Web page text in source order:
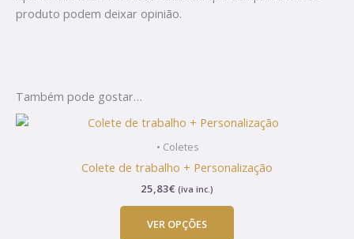
produto podem deixar opinião.
Também pode gostar…
• Coletes
Colete de trabalho + Personalização
25,83€ (iva inc.)
VER OPÇÕES
This
multiple
The